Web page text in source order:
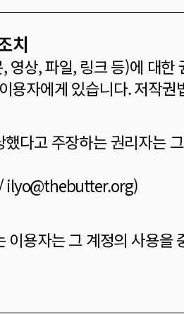
치
영상, 파일, 링크 등)에 대
용자에게 있습니다. 저작
다고 주장하는 권리자는
ilyo@thebutter.org)
용자는 그 계정의 사용을